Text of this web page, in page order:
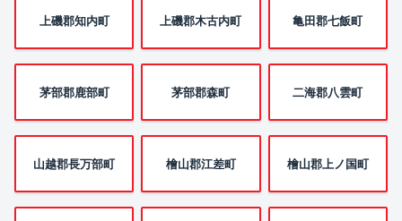
上磯郡知内町 上磯郡木古内町 亀田郡七飯町
茅部郡鹿部町 茅部郡森町 二海郡八雲町
山越郡長万部町 檜山郡江差町 檜山郡上ノ国町